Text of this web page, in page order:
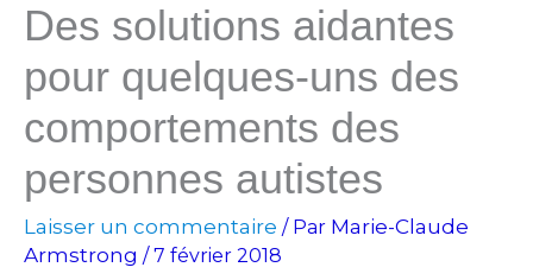
Des solutions aidantes
pour quelques-uns des
comportements des
personnes autistes
Laisser un commentaire / Par Marie-Claude
Armstrong /7 février 2018